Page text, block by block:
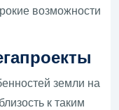
возможности
земли на
к таким